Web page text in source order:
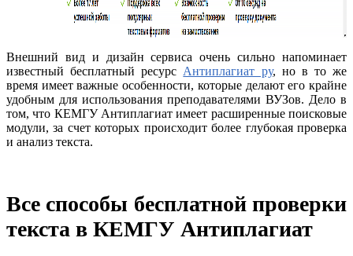
Внешний вид и дизайн сервиса очень сильно напоминает
известный бесплатный ресурс Антиплагиат ру, но в то же
время имеет важные особенности, которые делают его крайне
удобным для использования преподавателями ВУЗов. Дело в
том, что КЕМГУ Антиплагиат имеет расширенные поисковые
модули, за счет которых происходит более глубокая проверка
и анализ текста.
Все способы бесплатной проверки
текста в КЕМГУ Антиплагиат